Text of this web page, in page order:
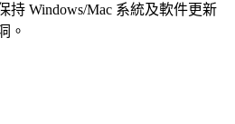
持 Windows/Mac 系統及軟件更新
。